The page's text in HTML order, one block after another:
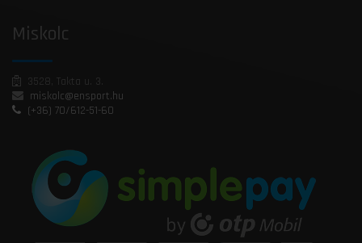
Miskolc
3528, Takta u. 3.
miskolc@ensport.hu
(+36) 70/612-51-60